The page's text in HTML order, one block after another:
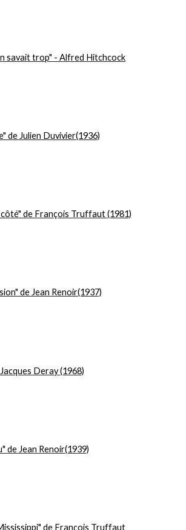
savait trop" - Alfred Hitchcock
de Julien Duvivier(1936)
côté" de François Truffaut (1981)
de Jean Renoir(1937)
Deray (1968)
de Jean Renoir(1939)
de François Truffaut